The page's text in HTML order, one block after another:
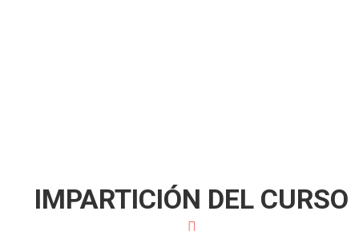
IMPARTICIÓN DEL CURSO